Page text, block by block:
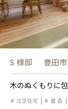
S 様邸 豊田市
木のぬくもりに
注文住宅 書 斎